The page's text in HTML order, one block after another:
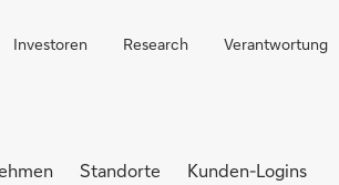
Investoren Research Verantwortung
Standorte
Kunden-Logins